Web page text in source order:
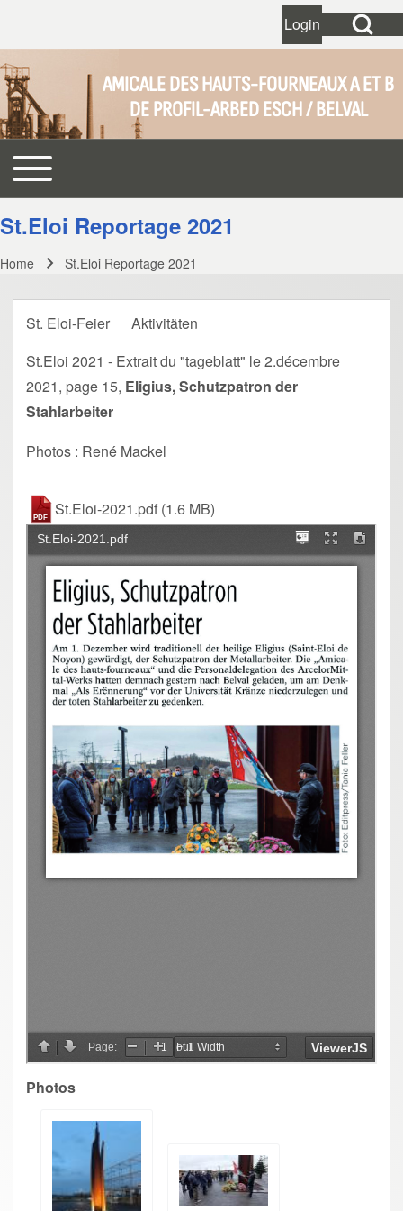
Close search
Search
Open Search
User account
LoginOpen login
AMICALE DES HAUTS-FOURNEAUX A ET B
DE PROFIL-ARBED ESCH / BELVAL
Main navigation
Toggle main menu
St.Eloi Reportage 2021
Home St.Eloi Reportage 2021
St. Eloi-Feier
Aktivitäten
St.Eloi 2021 - Extrait du "tageblatt" le 2.décembre
2021, page 15, Eligius, Schutzpatron der
Stahlarbeiter
Photos : René Mackel
St.Eloi-2021.pdf (1.6 MB)
Photos